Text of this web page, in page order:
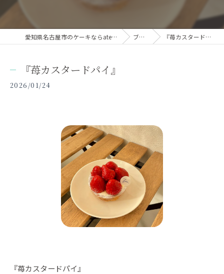
愛知県名古屋市のケーキならatelier yomi ブログ 『苺カスタードパイ』
『苺カスタードパイ』
2026/01/24
『苺カスタードパイ』